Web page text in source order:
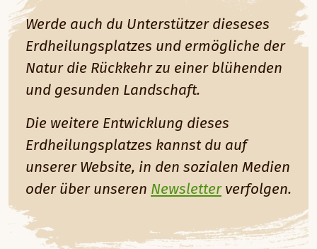
Werde auch du Unterstützer dieseses
Erdheilungsplatzes und ermögliche der
Natur die Rückkehr zu einer blühenden
und gesunden Landschaft.
Die weitere Entwicklung dieses
Erdheilungsplatzes kannst du auf
unserer Website, in den sozialen Medien
oder über unseren Newsletterverfolgen.